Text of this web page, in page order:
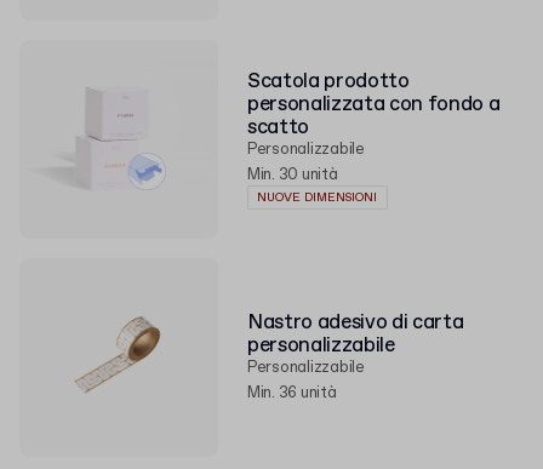
Scatola prodotto
personalizzata con fondo a
scatto
Personalizzabile
Min. 30 unità
NUOVE DIMENSIONI
Nastro adesivo di carta
personalizzabile
Personalizzabile
Min. 36 unità